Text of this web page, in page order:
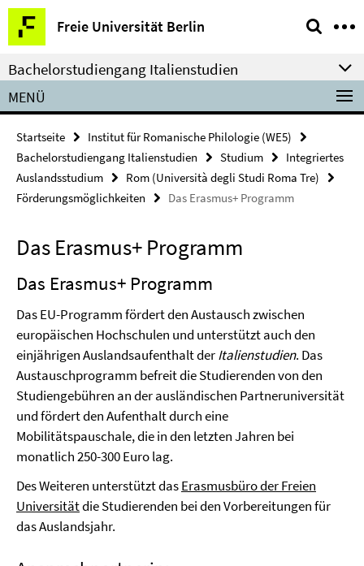
Springe
direkt
zu
Inhalt
Freie Universität Berlin
Service-
Navigation
Bachelorstudiengang Italienstudien
MENÜ
Startseite
Institut für Romanische Philologie (WE5)
Bachelorstudiengang Italienstudien
Studium
Integriertes
Auslandsstudium
Rom (Università degli Studi Roma Tre)
Förderungsmöglichkeiten
Das Erasmus+ Programm
Das Erasmus+ Programm
Das Erasmus+ Programm
Das EU-Programm fördert den Austausch zwischen
europäischen Hochschulen und unterstützt auch den
einjährigen Auslandsaufenthalt derItalienstudien. Das
Austauschprogramm befreit die Studierenden von den
Studiengebühren an der ausländischen Partneruniversität
und fördert den Aufenthalt durch eine
Mobilitätspauschale, die in den letzten Jahren bei
monatlich 250-300 Euro lag.
Des Weiteren unterstützt dasErasmusbüro der Freien
Universitätdie Studierenden bei den Vorbereitungen für
das Auslandsjahr.